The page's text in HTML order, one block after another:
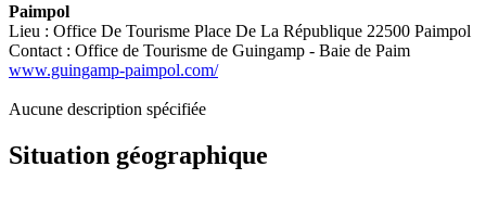
Paimpol
Lieu : Office De Tourisme Place De La République 22500 Paimpol
Contact : Office de Tourisme de Guingamp - Baie de Paim
www.guingamp-paimpol.com/
Aucune description spécifiée
Situation géographique